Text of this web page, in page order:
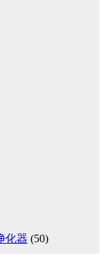
化器 (50)